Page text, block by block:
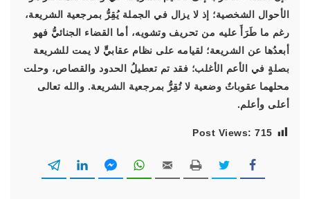
الأحوال الشخصية؛ إذ لا يزال في الجملة يُقِرُّ بمرجعية الشريعة،
رغم ما طَرَأَ عليه من تحريف وتشويه، أما القضاء الجنائيُّ فهو
أبعدُها عن الشريعة؛ لقيامه على نظام عقابيٍّ لا يمت للشريعة
بصلةٍ في الأعم الأغلب؛ فقد تم تعطيلُ الحدود والقصاص، وحلت
محلهما عقوباتٌ وضعية لا تُقِرُّ بمرجعية الشريعة. والله تعالى
أعلى وأعلم.
Post Views: 715